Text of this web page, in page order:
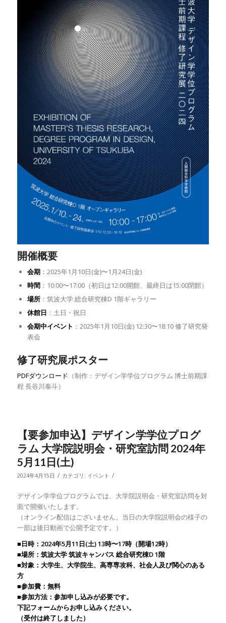
開催概要
会期：2025年1月10日(金)〜1月24日(金)
時間：10:00〜17:00（初日は12:00開館、最終日は15:00閉館）
場所：筑波大学 総合研究棟D 1階ギャラリー
休館日 ：土日・祝日
会期中イベント ：2025年1月10日(金) 12:30〜18:10 修了研究発
表会
修了研究展ポスター
PDFダウンロード （制作：デザイン学学位プログラム 博士前期課
程 長谷川泰斗）
【要参加申込】デザイン学学位プログ
ラム 大学院説明会・研究室訪問 2024年
5月11日(土)
2024年4月15日 / カテゴリ: イベント /
デザイン学学位プログラムでは、大学院説明会・研究室訪問を対
面で開催いたします。
（オンライン配信はございません。当日の大学院説明会の様子の
一部は後日動画で公開予定です。）
■日時：2024年5月11日(土) 13時〜17時（開場12時）
■場所：筑波大学 筑波キャンパス 総合研究棟D 1階
■対象：大学生、大学院生、高専専攻科、社会人及び関心のある
方
■参加費：無料
■参加方法：参加申し込みが必要です。
下記フォームからお申し込みください。
（受付は終了しました）